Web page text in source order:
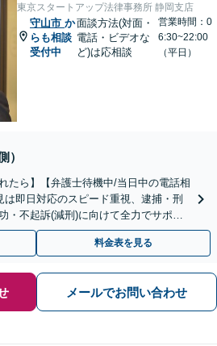
東京スタートアップ法律事務所 静岡支店
守山市 か
らも相談
受付中
面談方法(対面・
電話・ビデオな
ど)は応相談
営業時間：0
6:30~22:00
（平日）
）
たら】【弁護士待機中/当日中の電話相
即日対応のスピード重視、逮捕・刑
・不起訴(減刑)に向けて全力でサポー
門】
料金表を見る
メールでお問い合わせ